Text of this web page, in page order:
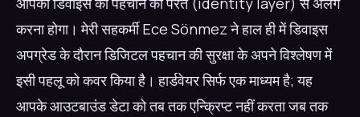
करना होगा। मेरी सहकर्मी Ece Sönmez ने हाल ही में डिवाइस
अपग्रेड के दौरान डिजिटल पहचान की सुरक्षा के अपने विश्लेषण में
इसी पहलू को कवर किया है। हार्डवेयर सिर्फ एक माध्यम है; यह
आपके आउटबाउंड डेटा को तब तक एन्क्रिप्ट नहीं करता जब तक